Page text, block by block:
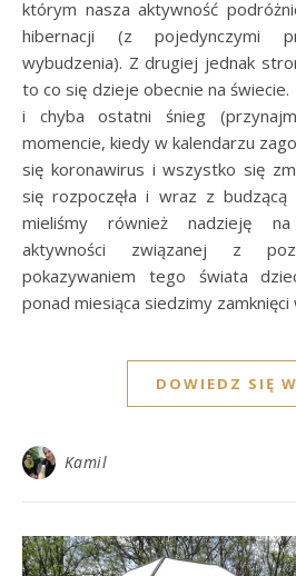
którym nasza aktywność
hibernacji (z pojedynczymi
wybudzenia). Z drugiej jednak
to co się dzieje obecnie na
i chyba ostatni śnieg
momencie, kiedy w kalendarzu
się koronawirus i wszystko się
się rozpoczęła i wraz z
mieliśmy również nadzieję
aktywności związanej z
pokazywaniem tego świata
ponad miesiąca siedzimy
DOWIEDZ SIĘ
Kamil